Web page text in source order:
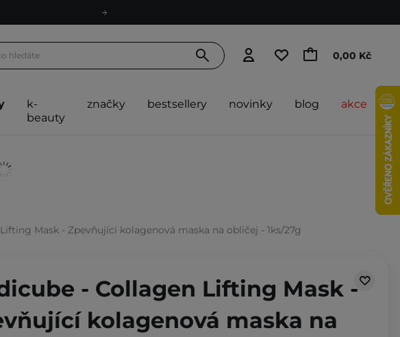
0,00 Kč
k-
beauty
značky bestsellery novinky blog akce
Mask - Zpevňující kolagenová maska na obličej - 1ks/27g
- Collagen Lifting Mask -
kolagenová maska na